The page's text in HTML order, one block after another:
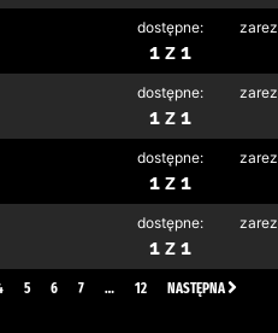
dostępne:
1 z 1
dostępne:
1 z 1
dostępne:
1 z 1
dostępne:
1 z 1
5 6 7 … 12 NASTĘPNA